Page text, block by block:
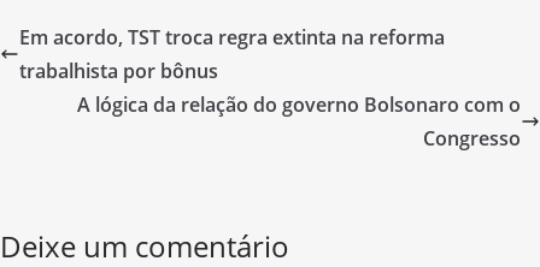
e
b
o
er e
Em acordo, TST troca regra extinta na reforma
trabalhista por bônus
A lógica da relação do governo Bolsonaro com o
Congresso
Deixe um comentário